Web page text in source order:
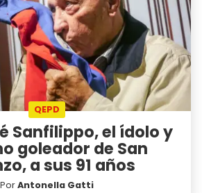
QEPD
Sanfilippo, el ídolo y
goleador de San
a sus 91 años
PorAntonella Gatti